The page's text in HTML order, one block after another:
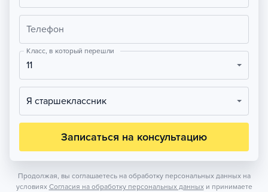
Телефон
Класс, в который перешли
11
Я старшеклассник
Записаться на консультацию
Продолжая, вы соглашаетесь на обработку персональных данных на
условиях Согласия на обработку персональных данных и принимаете